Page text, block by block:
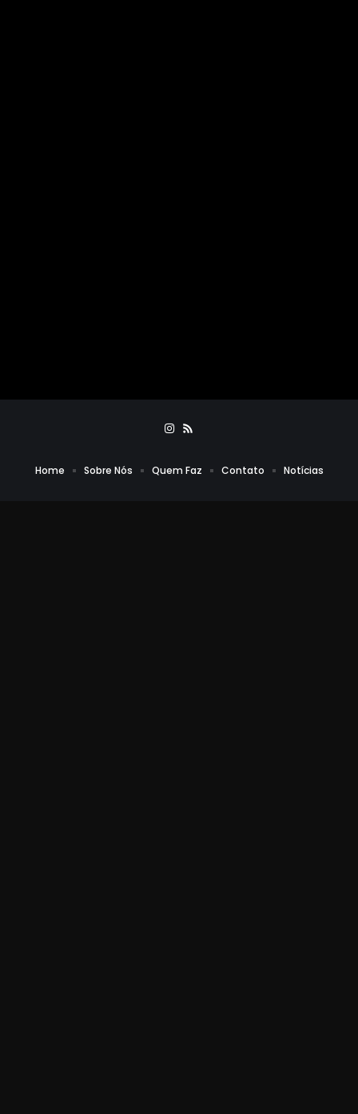
Home Sobre Nós Quem Faz Contato Notícias